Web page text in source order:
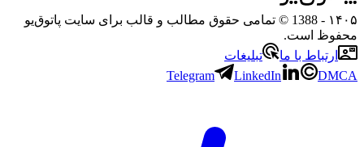
۱۴۰۵
- 1388 © تمامی حقوق مطالب و قالب برای سایت پاتوق‌یو
محفوظ است.
ارتباط با ما
تبلیغات
Telegram
LinkedIn DMCA